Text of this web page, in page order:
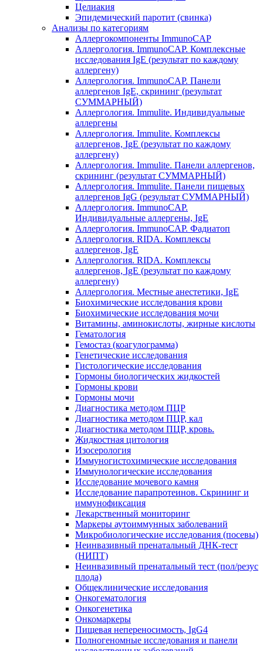
Целиакия
Эпидемический паротит (свинка)
Анализы по категориям
Аллергокомпоненты ImmunoCAP
Аллергология. ImmunoCAP. Комплексные
исследования IgE (результат по каждому
аллергену)
Аллергология. ImmunoCAP. Панели
аллергенов IgE, скрининг (результат
СУММАРНЫЙ)
Аллергология. Immulite. Индивидуальные
аллергены
Аллергология. Immulite. Комплексы
аллергенов, IgE (результат по каждому
аллергену)
Аллергология. Immulite. Панели аллергенов,
скрининг (результат СУММАРНЫЙ)
Аллергология. Immulite. Панели пищевых
аллергенов IgG (результат СУММАРНЫЙ)
Аллергология. ImmunoCAP.
Индивидуальные аллергены, IgE
Аллергология. ImmunoCAP. Фадиатоп
Аллергология. RIDA. Комплексы
аллергенов, IgE
Аллергология. RIDA. Комплексы
аллергенов, IgE (результат по каждому
аллергену)
Аллергология. Местные анестетики, IgE
Биохимические исследования крови
Биохимические исследования мочи
Витамины, аминокислоты, жирные кислоты
Гематология
Гемостаз (коагулограмма)
Генетические исследования
Гистологические исследования
Гормоны биологических жидкостей
Гормоны крови
Гормоны мочи
Диагностика методом ПЦР
Диагностика методом ПЦР, кал
Диагностика методом ПЦР, кровь.
Жидкостная цитология
Изосерология
Иммуногистохимические исследования
Иммунологические исследования
Исследование мочевого камня
Исследование парапротеинов. Скрининг и
иммунофиксация
Лекарственный мониторинг
Маркеры аутоиммунных заболеваний
Микробиологические исследования (посевы)
Неинвазивный пренатальный ДНК-тест
(НИПТ)
Неинвазивный пренатальный тест (пол/резус
плода)
Общеклинические исследования
Онкогематология
Онкогенетика
Онкомаркеры
Пищевая непереносимость, IgG4
Полногеномные исследования и панели